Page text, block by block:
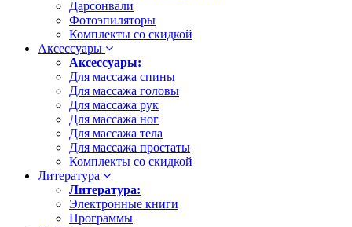
Дарсонвали
Фотоэпиляторы
Комплекты со скидкой
Аксессуары
Аксессуары:
Для массажа спины
Для массажа головы
Для массажа рук
Для массажа ног
Для массажа тела
Для массажа простаты
Комплекты со скидкой
Литература
Литература:
Электронные книги
Программы